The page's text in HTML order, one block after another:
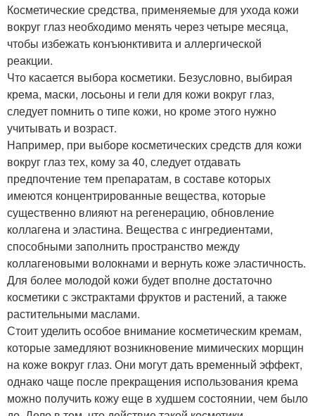
Косметические средства, применяемые для ухода кожи
вокруг глаз необходимо менять через четыре месяца,
чтобы избежать конъюнктивита и аллергической
реакции.
Что касается выбора косметики. Безусловно, выбирая
крема, маски, лосьоны и гели для кожи вокруг глаз,
следует помнить о типе кожи, но кроме этого нужно
учитывать и возраст.
Например, при выборе косметических средств для кожи
вокруг глаз тех, кому за 40, следует отдавать
предпочтение тем препаратам, в составе которых
имеются концентрированные вещества, которые
существенно влияют на регенерацию, обновление
коллагена и эластина. Вещества с ингредиентами,
способными заполнить пространство между
коллагеновыми волокнами и вернуть коже эластичность.
Для более молодой кожи будет вполне достаточно
косметики с экстрактами фруктов и растений, а также
растительными маслами.
Стоит уделить особое внимание косметическим кремам,
которые замедляют возникновение мимических морщин
на коже вокруг глаз. Они могут дать временный эффект,
однако чаще после прекращения использования крема
можно получить кожу еще в худшем состоянии, чем было